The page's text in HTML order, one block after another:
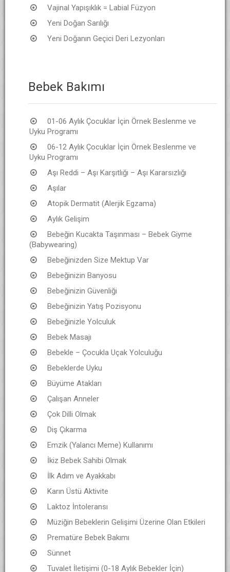
Vajinal Yapışıklık = Labial Füzyon
Yeni Doğan Sarılığı
Yeni Doğanın Geçici Deri Lezyonları
Bebek Bakımı
01-06 Aylık Çocuklar İçin Örnek Beslenme ve
Uyku Programı
06-12 Aylık Çocuklar İçin Örnek Beslenme ve
Uyku Programı
Aşı Reddi – Aşı Karşıtlığı – Aşı Kararsızlığı
Aşılar
Atopik Dermatit (Alerjik Egzama)
Aylık Gelişim
Bebeğin Kucakta Taşınması – Bebek Giyme
(Babywearing)
Bebeğinizden Size Mektup Var
Bebeğinizin Banyosu
Bebeğinizin Güvenliği
Bebeğinizin Yatış Pozisyonu
Bebeğinizle Yolculuk
Bebek Masajı
Bebekle – Çocukla Uçak Yolculuğu
Bebeklerde Uyku
Büyüme Atakları
Çalışan Anneler
Çok Dilli Olmak
Diş Çıkarma
Emzik (Yalancı Meme) Kullanımı
İkiz Bebek Sahibi Olmak
İlk Adım ve Ayakkabı
Karın Üstü Aktivite
Laktoz İntoleransı
Müziğin Bebeklerin Gelişimi Üzerine Olan Etkileri
Prematüre Bebek Bakımı
Sünnet
Tuvalet İletişimi (0-18 Aylık Bebekler İçin)